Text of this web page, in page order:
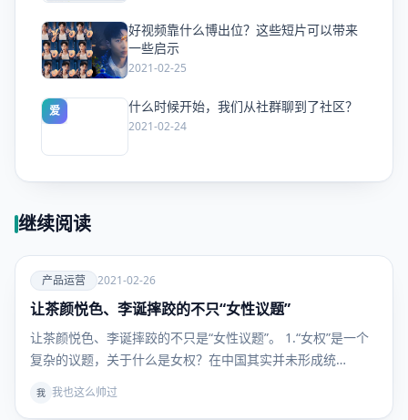
爱
好视频靠什么博出位？这些短片可以带来
一些启示
2021-02-25
爱 什么时候开始，我们从社群聊到了社区？
2021-02-24
继续阅读
爱
产品运
营
产品运营 2021-02-26
让茶颜悦色、李诞摔跤的不只“女性议题”
让茶颜悦色、李诞摔跤的不只是“女性议题”。 1.“女权”是一个
复杂的议题，关于什么是女权？在中国其实并未形成统…
我 我也这么帅过